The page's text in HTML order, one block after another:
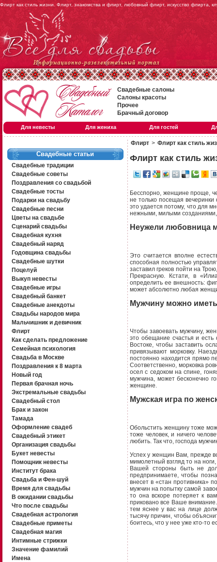
Флирт как стиль жизни. Флирт, знакомства и флирт, любовный флирт, искусство флирта,
Свадебные салоны
Салоны красоты
Прочее
Брачный договор
Для невесты Для жениха Для гостей
Свадебные статьи
Свадебные традиции
Свадебные советы
Поздравления со свадьбой
Свадебные тосты
Подарки на свадьбу
Свадебные песни
Цветы на свадьбе
Сценарий свадьбы
Свадебная кухня
Свадебный наряд
Годовщина свадьбы
Свадебные шутки
Поцелуй
Выкуп невесты
Свадебные игры
Свадебный банкет
Свадебные анекдоты
Свадьбы народов мира
Мальчишник и девичник
Флирт
Как сделать предложение
Семейная психология
Свадьба в Москве
Поздравления к 8 марта
Новый год
Первая брачная ночь
Экстремальные свадьбы
Свадебный стол
Брак и закон
Тамада
Оформление свадеб
Свадебный этикет
Организация свадьбы
Букет невесты
Помощник невесты
Институт брака
Свадьба и Фен-шуй
Время для свадьбы
В ожидании свадьбы
Что после свадьбы
Свадебная астрология
Свадебные приметы
Свадебная магия
Интимные стрижки
Значение фамилий
Имена
Флирт > Флирт как стиль
Флирт как стиль
Бесспорно, женщине проще,
не только посещая
это удается потому, что для
нежными, милыми созданиями,
Неужели любовница
Это считается вполне
способная полностью
заставил греков пойти на
Прекрасную. Кстати, в
определить ее внешность:
может абсолютно любая
Мужчину можно
Чтобы завоевать мужчину,
это обещание счастья и
Востоке, чтобы заставить
привязывают морковку.
постоянно находится прямо
Соответственно, морковка
осел с седоком на спине,
мужчина, может бесконечно
женщине.
Мужская игра по
Обольстить женщину тоже
тоже человек, и ничего
любить. Так что, господа
Успех у женщин Вам, прежде
мимолетный взгляд то на
Вашей стороны быть не
предпринимаете, чтобы
внесет в «стан противника»
мужчин на попытку самой
то она вскоре потеряет к
приковано все Ваше
тем яснее у вас на лице
тысячу причин, чтобы
боитесь, что у нее уже кто-то